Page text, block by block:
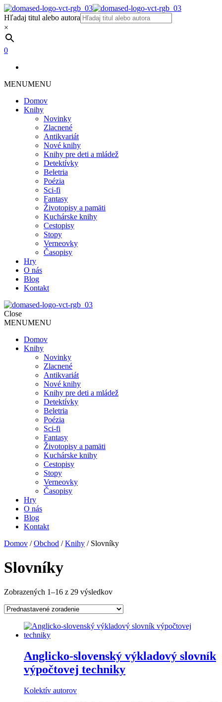
Hľadaj titul alebo autora
×
0
MENUMENU
Domov
Knihy
Novinky
Zlacnené
Antikvariát
Nové knihy
Knihy pre deti a mládež
Detektívky
Beletria
Poézia
Sci-fi
Fantasy
Životopisy a pamäti
Kuchárske knihy
Cestopisy
Stopy
Verneovky
Časopisy
Hry
O nás
Blog
Kontakt
Close
MENUMENU
Domov
Knihy
Novinky
Zlacnené
Antikvariát
Nové knihy
Knihy pre deti a mládež
Detektívky
Beletria
Poézia
Sci-fi
Fantasy
Životopisy a pamäti
Kuchárske knihy
Cestopisy
Stopy
Verneovky
Časopisy
Hry
O nás
Blog
Kontakt
Domov /Obchod /Knihy / Slovníky
Slovníky
Zobrazených 1–16 z 29 výsledkov
Anglicko-slovenský výkladový slovník
výpočtovej techniky
Kolektív autorov